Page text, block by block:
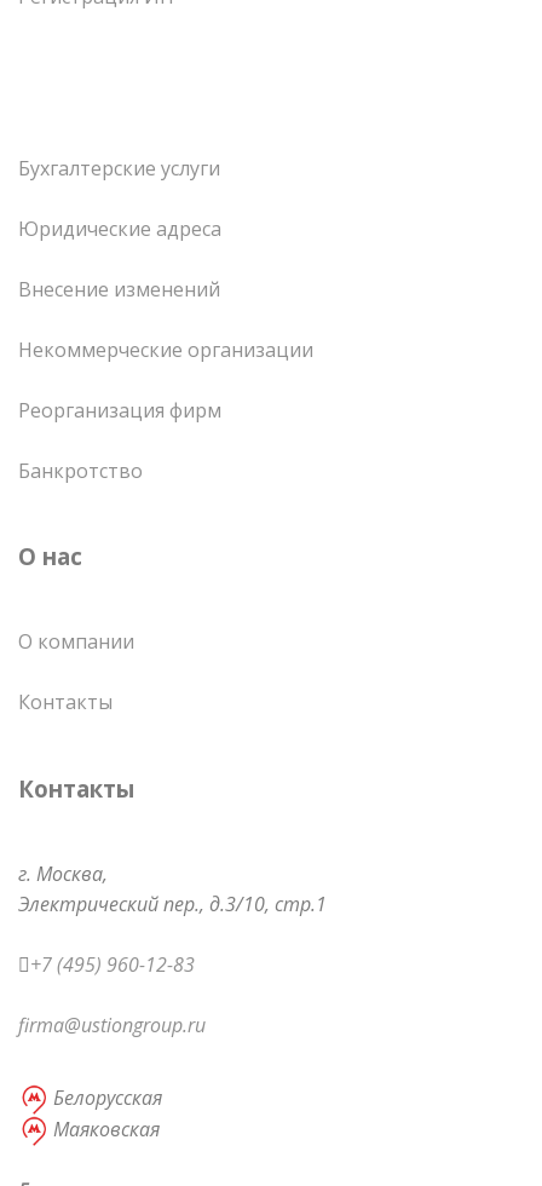
Бухгалтерские услуги
Юридические адреса
Внесение изменений
Некоммерческие организации
Реорганизация фирм
Банкротство
О нас
О компании
Контакты
Контакты
г. Москва,
Электрический пер., д.3/10, стр.1
+7 (495) 960-12-83
firma@ustiongroup.ru
Белорусская
Маяковская